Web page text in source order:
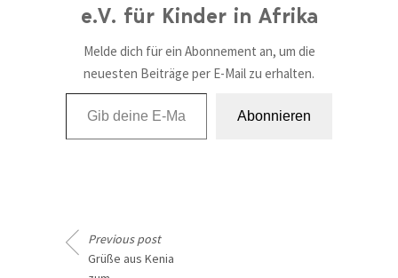
e.V. für Kinder in Afrika
Melde dich für ein Abonnement an, um die
neuesten Beiträge per E-Mail zu erhalten.
Gib deine E-Mail-Adresse ein ...
Abonnieren
Previous post
Grüße aus Kenia